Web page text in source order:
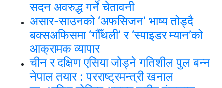
सदन अवरुद्ध गर्ने चेतावनी
असार-साउनको ‘अफसिजन’ भाष्य तोड्दै
बक्सअफिसमा ‘गौँथली’ र ‘स्पाइडर म्यान’को
आक्रामक व्यापार
चीन र दक्षिण एसिया जोड्ने गतिशील पुल बन्न
नेपाल तयार : परराष्ट्रमन्त्री खनाल